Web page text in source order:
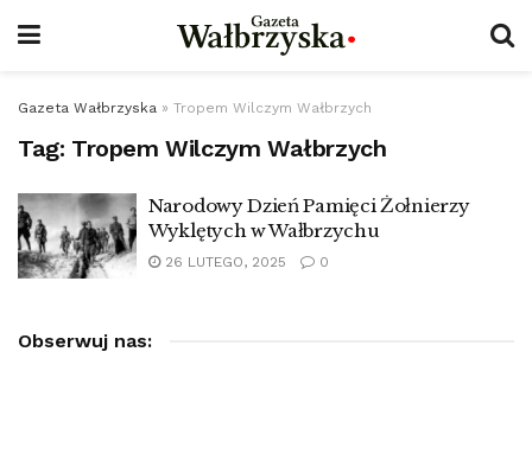
Gazeta Wałbrzyska » Tropem Wilczym Wałbrzych
Tag: Tropem Wilczym Wałbrzych
Narodowy Dzień Pamięci Żołnierzy
Wyklętych w Wałbrzychu
26 LUTEGO, 2025 0
Obserwuj nas: